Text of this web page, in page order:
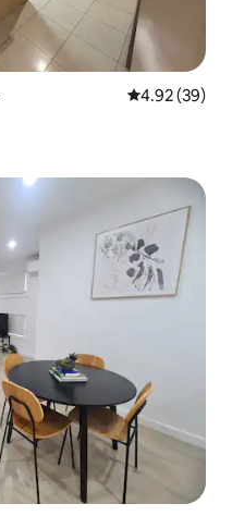
Calificación
4.92 (39)